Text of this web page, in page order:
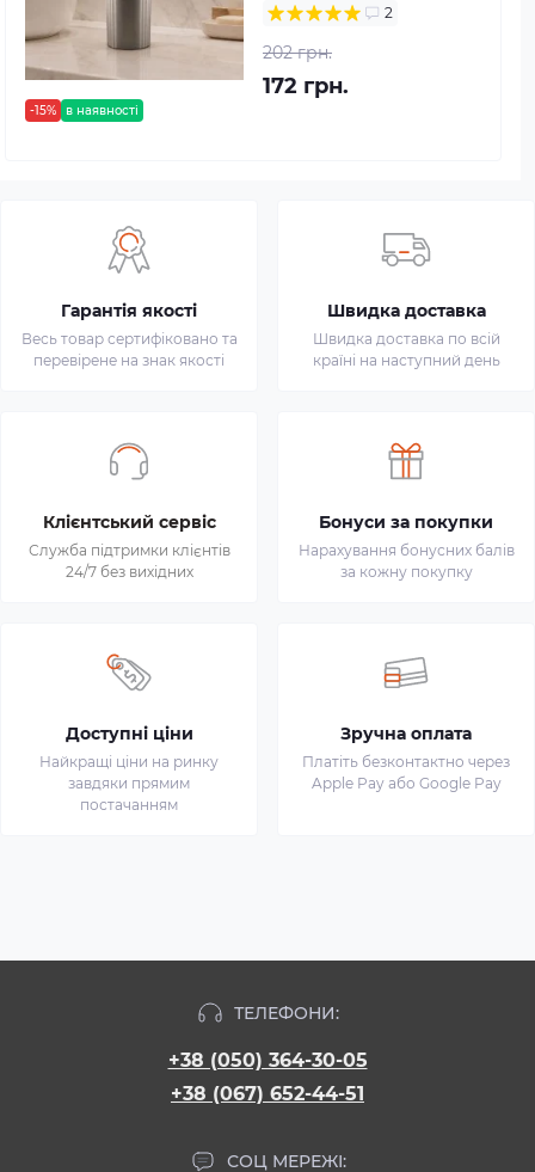
-15% в наявності
2
202 грн.
172 грн.
Гарантія якості
Весь товар сертифіковано та
перевірене на знак якості
Швидка доставка
Швидка доставка по всій
країні на наступний день
Клієнтський сервіс
Служба підтримки клієнтів
24/7 без вихідних
Бонуси за покупки
Нарахування бонусних балів
за кожну покупку
Доступні ціни
Найкращі ціни на ринку
завдяки прямим
постачанням
Зручна оплата
Платіть безконтактно через
Apple Pay або Google Pay
ТЕЛЕФОНИ:
+38 (050) 364-30-05
+38 (067) 652-44-51
СОЦ МЕРЕЖІ: